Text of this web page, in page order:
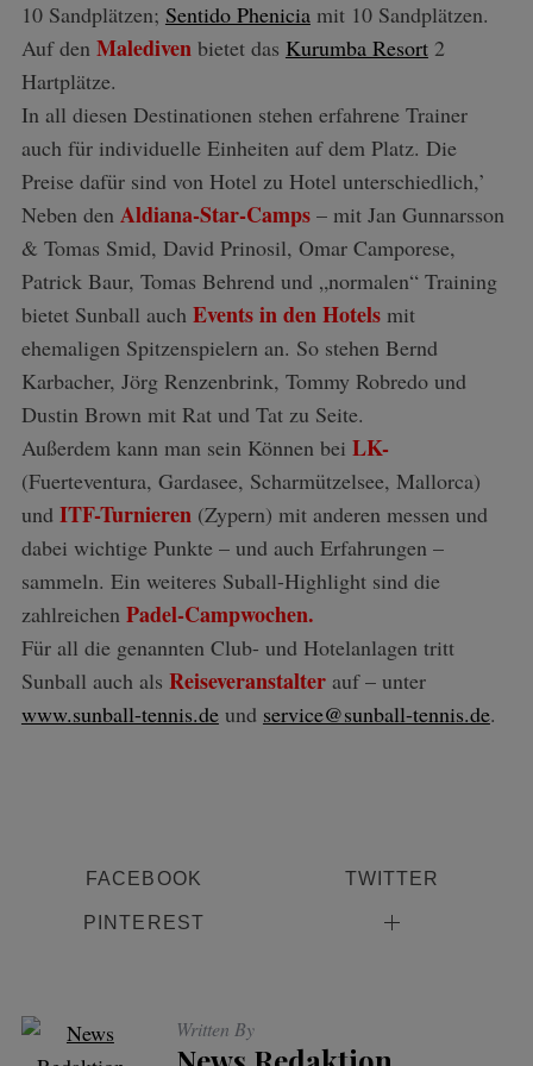
10 Sandplätzen; Sentido Phenicia mit 10 Sandplätzen.
Auf den Malediven bietet das Kurumba Resort2
Hartplätze.
In all diesen Destinationen stehen erfahrene Trainer
auch für individuelle Einheiten auf dem Platz. Die
Preise dafür sind von Hotel zu Hotel unterschiedlich,’
Neben denAldiana-Star-Camps – mit Jan Gunnarsson
& Tomas Smid, David Prinosil, Omar Camporese,
Patrick Baur, Tomas Behrend und „normalen“ Training
bietet Sunball auch Events in den Hotels mit
ehemaligen Spitzenspielern an. So stehen Bernd
Karbacher, Jörg Renzenbrink, Tommy Robredo und
Dustin Brown mit Rat und Tat zu Seite.
Außerdem kann man sein Können bei LK-
(Fuerteventura, Gardasee, Scharmützelsee, Mallorca)
und ITF-Turnieren (Zypern) mit anderen messen und
dabei wichtige Punkte – und auch Erfahrungen –
sammeln. Ein weiteres Suball-Highlight sind die
zahlreichen Padel-Campwochen.
Für all die genannten Club- und Hotelanlagen tritt
Sunball auch als Reiseveranstalter auf – unter
www.sunball-tennis.deund service@sunball-tennis.de.
FACEBOOK TWITTER
PINTEREST
Written By